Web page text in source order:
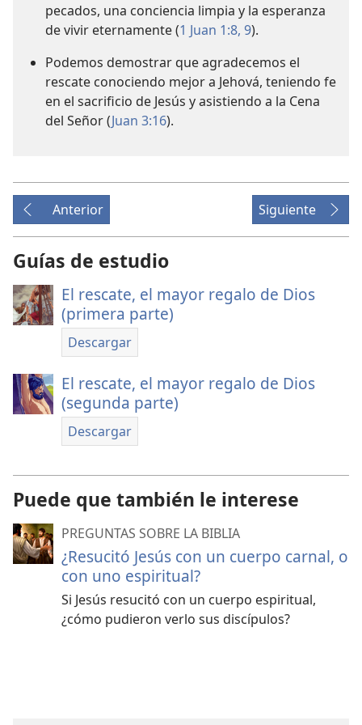
pecados, una conciencia limpia y la esperanza
de vivir eternamente (1 Juan 1:8, 9).
Podemos demostrar que agradecemos el
rescate conociendo mejor a Jehová, teniendo fe
en el sacrificio de Jesús y asistiendo a la Cena
del Señor (Juan 3:16).
Anterior Siguiente
Guías de estudio
El rescate, el mayor regalo de Dios
(primera parte)
Descargar
El rescate, el mayor regalo de Dios
(segunda parte)
Descargar
Puede que también le interese
PREGUNTAS SOBRE LA BIBLIA
¿Resucitó Jesús con un cuerpo carnal, o
con uno espiritual?
Si Jesús resucitó con un cuerpo espiritual,
¿cómo pudieron verlo sus discípulos?